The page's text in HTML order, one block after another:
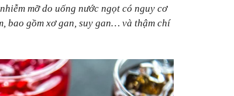
mỡ do uống nước ngọt có nguy cơ
bao gồm xơ gan, suy gan… và thậm chí